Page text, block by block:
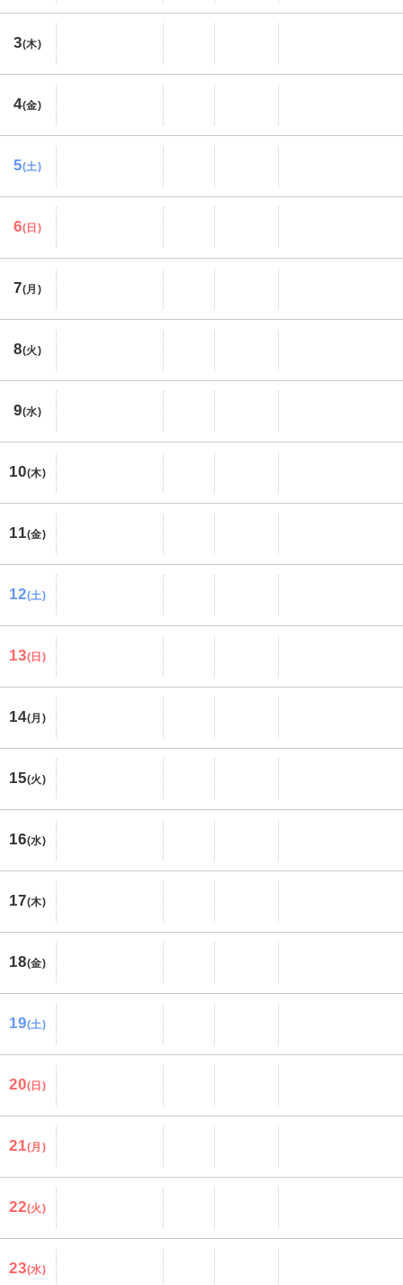
3(木)
4(金)
5(土)
6(日)
7(月)
8(火)
9(水)
10(木)
11(金)
12(土)
13(日)
14(月)
15(火)
16(水)
17(木)
18(金)
19(土)
20(日)
21(月)
22(火)
23(水)